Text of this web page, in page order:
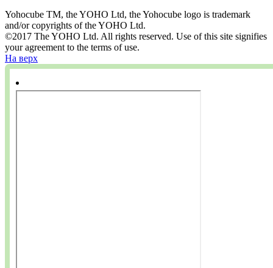
Yohocube TM, the YOHO Ltd, the Yohocube logo is trademark
and/or copyrights of the YOHO Ltd.
©2017 The YOHO Ltd. All rights reserved. Use of this site signifies
your agreement to the terms of use.
На верх